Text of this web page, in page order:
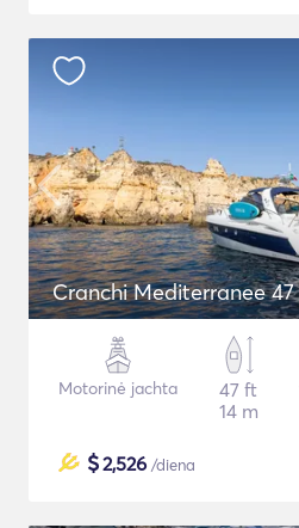
Cranchi Mediterranee
Motorinė jachta
47 ft
14 m
$2,526 /diena